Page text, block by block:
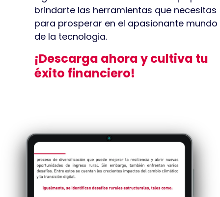
brindarte las herramientas que necesitas
para prosperar en el apasionante mundo
de la tecnologia.
¡Descarga ahora y cultiva tu
éxito financiero!